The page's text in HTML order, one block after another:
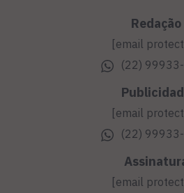
Redação
[email
(22)
[email
(22)
[email